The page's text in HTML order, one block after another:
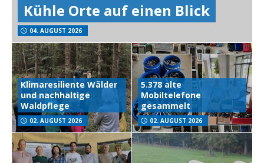
Kühle Orte auf einen Blick
04. AUGUST 2026
Klimaresiliente Wälder
und nachhaltige
Waldpflege
02. AUGUST 2026
5.378 alte
Mobiltelefone
gesammelt
02. AUGUST 2026